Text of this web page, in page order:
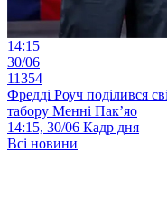
14:15
30/06
11354
Фредді Роуч поділився
табору Менні Пак’яо
14:15, 30/06 Кадр дня
Всі новини